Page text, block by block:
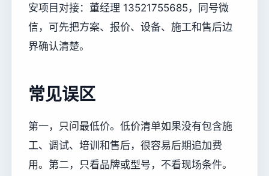
安项目对接：董经理 13521755685，同号微
信，可先把方案、报价、设备、施工和售后边
界确认清楚。
常见误区
第一，只问最低价。低价清单如果没有包含施
工、调试、培训和售后，很容易后期追加费
用。第二，只看品牌或型号，不看现场条件。